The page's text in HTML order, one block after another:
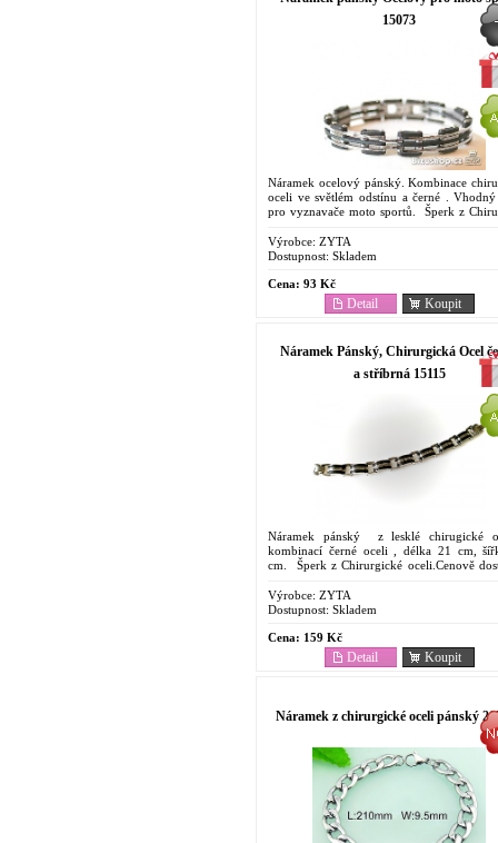
15073
Náramek ocelový pánský. Kombinace
oceli ve světlém odstínu a černé .
pro vyznavače moto sportů. Šperk z
Výrobce: ZYTA
Dostupnost: Skladem
Cena: 93 Kč
Koupit
Detail
Náramek Pánský, Chirurgická Ocel
a stříbrná 15115
Náramek pánský z lesklé chirugické
kombinací černé oceli , délka 21 cm,
cm. Šperk z Chirurgické oceli.Cenově
Výrobce: ZYTA
Dostupnost: Skladem
Cena: 159 Kč
Koupit
Detail
Náramek z chirurgické oceli pánský